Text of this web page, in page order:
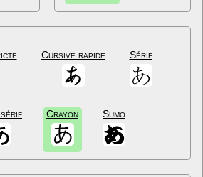
Cursive rapide Sérif
sérif Crayon Sumo